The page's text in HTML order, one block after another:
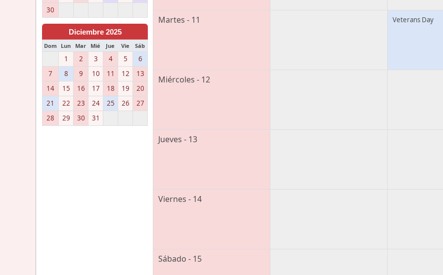
30
Diciembre 2025
Dom Lun Mar Mié Jue Vie Sáb
1 2 3 4 5
6
7
8 9 10 11 12
13
14
15 16 17 18 19
20
21
22 23 24 25 26
27
28
29 30 31
Martes - 11 Veterans Day
Miércoles - 12
Jueves - 13
Viernes - 14
Sábado - 15